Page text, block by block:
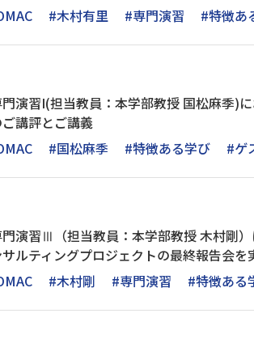
#木村有里 #専門演習 #特徴あ
門演習I(担当教員：本学部教授 国松麻季
講評とご講義
#国松麻季 #特徴ある学び #ゲ
門演習Ⅲ（担当教員：本学部教授 木村剛
ルティングプロジェクトの最終報告会を
#木村剛 #専門演習 #特徴ある